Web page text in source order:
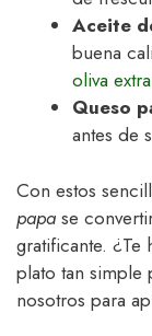
Aceite
buena
oliva
Queso
antes de
Con estos
papa se
gratificante. ¿Te
plato tan simple
nosotros para